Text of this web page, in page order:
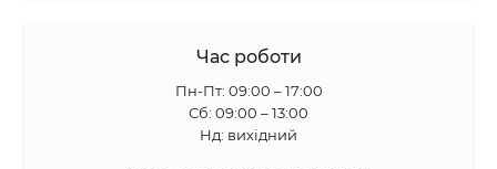
Час роботи
Пн-Пт: 09:00 – 17:00
Сб: 09:00 – 13:00
Нд: вихідний